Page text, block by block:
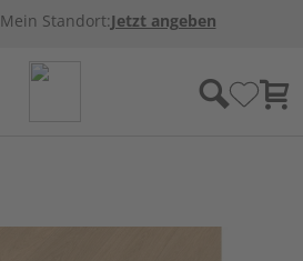
Mein Standort:Jetzt angeben